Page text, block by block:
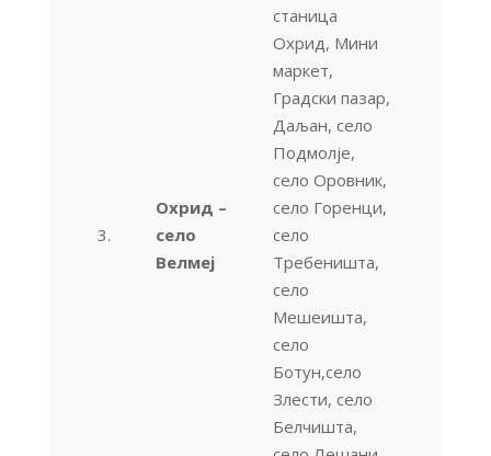
3.
Охрид –
село
Велмеј
станица
Охрид, Мини
маркет,
Градски пазар,
Даљан, село
Подмолје,
село Оровник,
село Горенци,
село
Требеништа,
село
Мешеишта,
село
Ботун,село
Злести, село
Белчишта,